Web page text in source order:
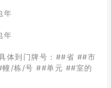
年
年
体到门牌号：##省 ##市
/栋/号 ##单元 ##室的